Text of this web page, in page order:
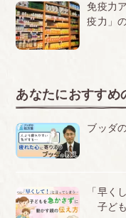
免疫力
疫力」
あなたにおすすめ
ブッダ
「早く
子ど